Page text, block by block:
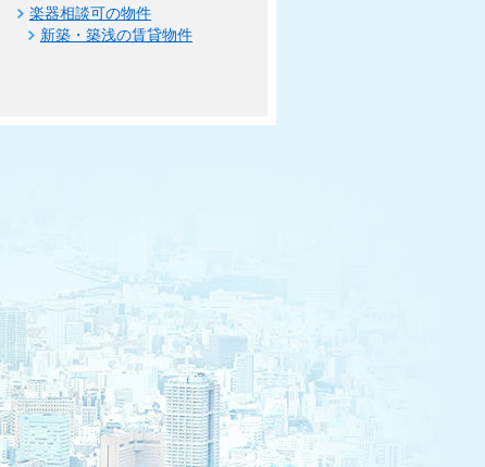
楽器相談可の物件
新築・築浅の賃貸物件